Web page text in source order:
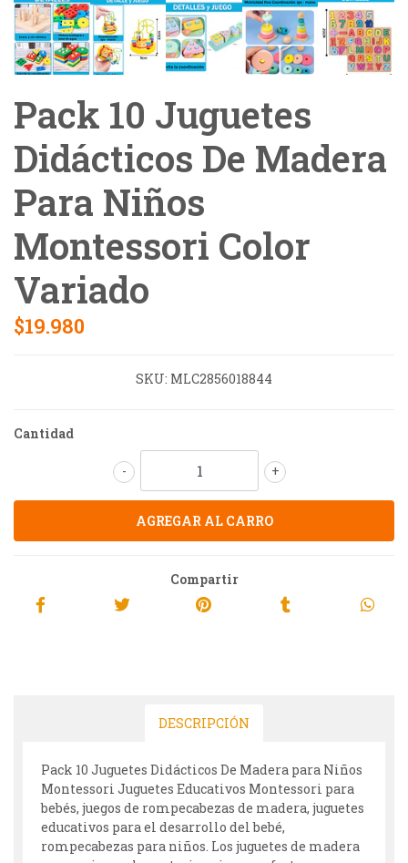
Pack 10 Juguetes
Didácticos De Madera
Para Niños
Montessori Color
Variado
$19.980
SKU: MLC2856018844
Cantidad
+
-
Compartir
DESCRIPCIÓN
Pack 10 Juguetes Didácticos De Madera para Niños
Montessori Juguetes Educativos Montessori para
bebés, juegos de rompecabezas de madera, juguetes
educativos para el desarrollo del bebé,
rompecabezas para niños. Los juguetes de madera